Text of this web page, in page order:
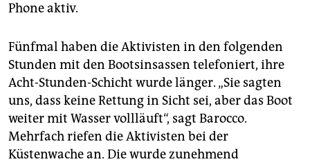
Phone aktiv.
Fünfmal haben die Aktivisten in den folgenden
Stunden mit den Bootsinsassen telefoniert, ihre
Acht-Stunden-Schicht wurde länger. „Sie sagten
uns, dass keine Rettung in Sicht sei, aber das Boot
weiter mit Wasser vollläuft“, sagt Barocco.
Mehrfach riefen die Aktivisten bei der
Küstenwache an. Die wurde zunehmend